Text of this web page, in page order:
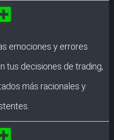
emociones y errores
tus decisiones de trading,
más racionales y